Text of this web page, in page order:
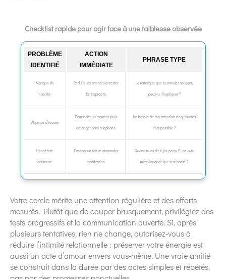
Checklist rapide pour agir face à une faiblesse observée
PROBLÈME
IDENTIFIÉ
ACTION
IMMÉDIATE
PHRASE TYPE
Manque de
fiabilité
Réduire les attentes et tester
la réciprocité
Je remarque que tu annules souvent,
peux‑tu m’expliquer ?
Absence d’écoute
Demander un moment pour
échanger sans téléphone
J’ai besoin de ton attention cinq minutes,
c’est possible ?
Honnêteté
douteuse
Exposer un fait et demander
clarification
Quand tu as dit X, j’ai perçu Y ; peux‑tu
m’expliquer ce qui s’est passé ?
Votre cercle mérite une attention régulière et des efforts
mesurés. Plutôt que de couper brusquement, privilégiez des
tests progressifs et la communication ouverte. Si, après
plusieurs tentatives, rien ne change, autorisez‑vous à
réduire l’intimité relationnelle : préserver votre énergie est
aussi un acte d’amour envers vous‑même. Une vraie amitié
se construit dans la durée par des actes simples et répétés,